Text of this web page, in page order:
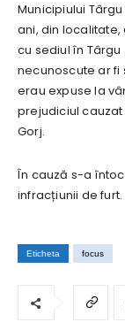
Municipiului
ani, din
cu sediul în
necunoscute ar fi
erau expuse la
prejudiciul cauzat
Gorj.
În cauză s-a
infracțiunii de furt.
Eticheta focus